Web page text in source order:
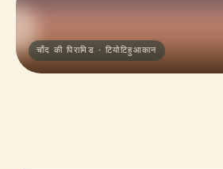
चाँद की पिरामिड · टियोटिहुआकान